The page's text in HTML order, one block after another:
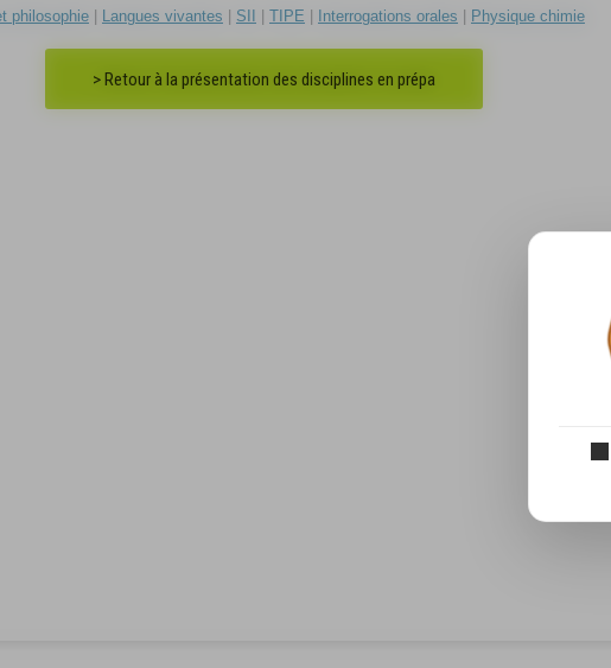
philosophie Langues vivantes SII TIPE Interrogations orales Physique chimie
> Retour à la présentation des disciplines en prépa